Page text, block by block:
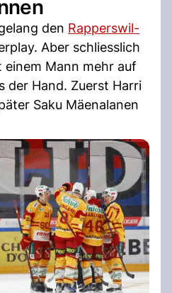
den Rapperswil-
Aber schliesslich
einem Mann mehr auf
der Hand. Zuerst Harri
Saku Mäenalanen